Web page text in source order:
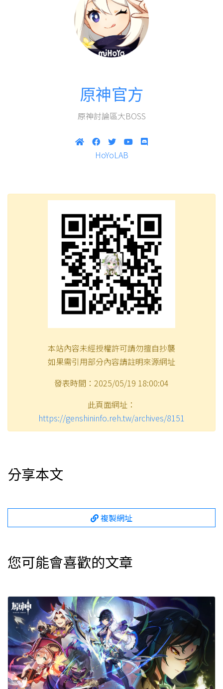
原神官方
原神討論區大BOSS
HoYoLAB
本站內容未經授權許可請勿擅自抄襲
如果需引用部分內容請註明來源網址
發表時間：2025/05/19 18:00:04
此頁面網址：
https://genshininfo.reh.tw/archives/8151
分享本文
複製網址
您可能會喜歡的文章